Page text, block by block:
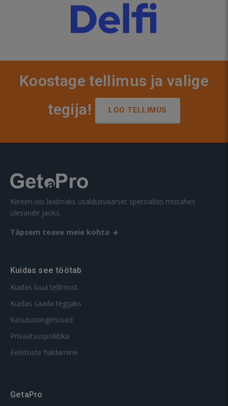
Koostage tellimus ja valige
tegija!
LOO TELLIMUS
Kiireim viis leidmaks usaldusväärset spetsialisti mistahes
ülesande jaoks.
Täpsem teave meie kohta
Kuidas see töötab
Kuidas luua tellimust
Kuidas saada tegijaks
Kasutustingimused
Privaatsuspoliitika
Eelistuste haldamine
GetaPro